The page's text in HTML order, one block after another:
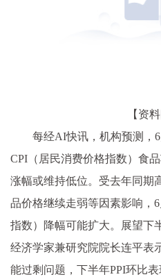
【资
每经AI快讯，机构预测，
CPI（居民消费价格指数）食
涨幅或维持低位。受去年同期
品价格继续走弱等因素影响，
指数）降幅可能扩大。展望下
经济学家兼研究院院长连平表
能过剩问题，下半年PPI环比